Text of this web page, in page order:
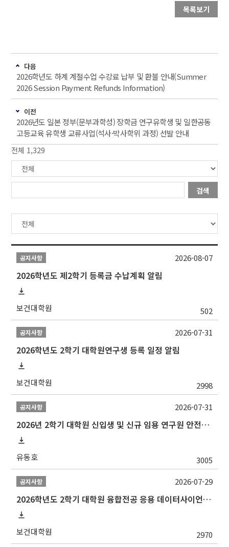
목록보기
다음
2026학년도 하계 계절수업 수강료 납부 및 환불 안내(Summer
2026 Session Payment Refunds Information)
이전
2026년도 일본 정부(문부과학성) 장학금 연구유학생 및 일한공동
고등교육 유학생 교류사업(석사·박사학위 과정) 선발 안내
전체 1,329
검색
공지사항
2026학년도 제2학기 등록금 수납계획 알림
보건대학원 502
2026-08-07
공지사항
2026학년도 2학기 대학원연구생 등록 일정 알림
보건대학원 2998
2026-07-31
공지사항
2026년 2학기 대학원 신입생 및 신규 임용 연구원 안전환경교육(신규교육) 실시 안내
유동호 3005
2026-07-31
공지사항
2026학년도 2학기 대학원 융합전공 응용 데이터사이언스 선발 계획 알림
보건대학원 2970
2026-07-29